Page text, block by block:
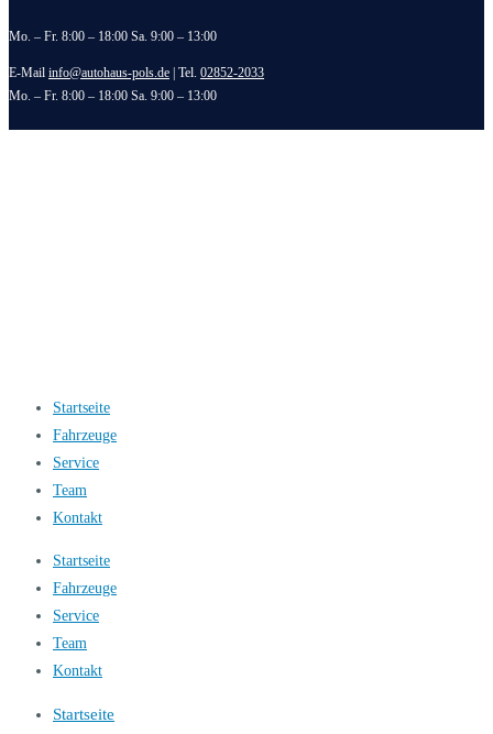
Mo. – Fr. 8:00 – 18:00 Sa. 9:00 – 13:00
E-Mail info@autohaus-pols.de | Tel. 02852-2033
Mo. – Fr. 8:00 – 18:00 Sa. 9:00 – 13:00
Startseite
Fahrzeuge
Service
Team
Kontakt
Startseite
Fahrzeuge
Service
Team
Kontakt
Startseite